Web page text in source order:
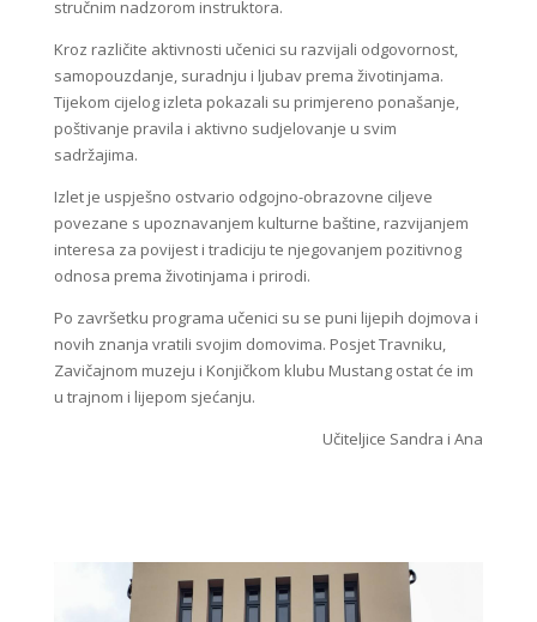
stručnim nadzorom instruktora.
Kroz različite aktivnosti učenici su razvijali odgovornost,
samopouzdanje, suradnju i ljubav prema životinjama.
Tijekom cijelog izleta pokazali su primjereno ponašanje,
poštivanje pravila i aktivno sudjelovanje u svim
sadržajima.
Izlet je uspješno ostvario odgojno-obrazovne ciljeve
povezane s upoznavanjem kulturne baštine, razvijanjem
interesa za povijest i tradiciju te njegovanjem pozitivnog
odnosa prema životinjama i prirodi.
Po završetku programa učenici su se puni lijepih dojmova i
novih znanja vratili svojim domovima. Posjet Travniku,
Zavičajnom muzeju i Konjičkom klubu Mustang ostat će im
u trajnom i lijepom sjećanju.
Učiteljice Sandra i Ana